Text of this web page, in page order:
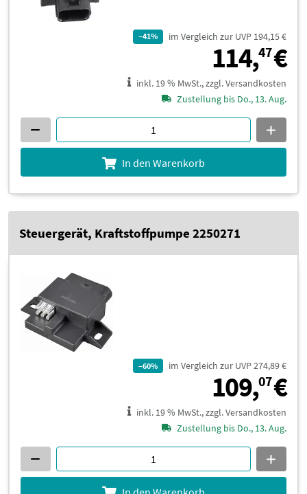
–41% im Vergleich zur UVP 194,15 €
114,47€
inkl. 19 % MwSt., zzgl. Versandkosten
Zustellung bis Do., 13. Aug.
In den Warenkorb
Steuergerät, Kraftstoffpumpe 2250271
–60% im Vergleich zur UVP 274,89 €
109,07€
inkl. 19 % MwSt., zzgl. Versandkosten
Zustellung bis Do., 13. Aug.